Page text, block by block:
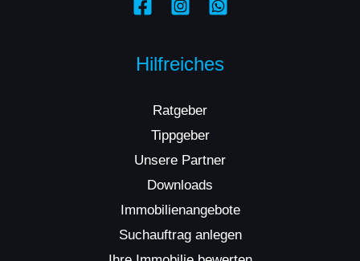
Hilfreiches
Ratgeber
Tippgeber
Unsere Partner
Downloads
Immobilienangebote
Suchauftrag anlegen